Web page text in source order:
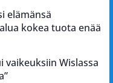
elämänsä
kokea tuota enää
Wislassa